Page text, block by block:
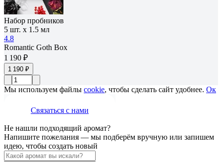
Набор пробников
5 шт. х 1.5 мл
4.8
Romantic Goth Box
1 190 ₽
1 190 ₽
Мы используем файлы cookie, чтобы сделать сайт удобнее. Ок
Связаться с нами
Не нашли подходящий аромат?
Напишите пожелания — мы подберём вручную или запишем
идею, чтобы создать новый